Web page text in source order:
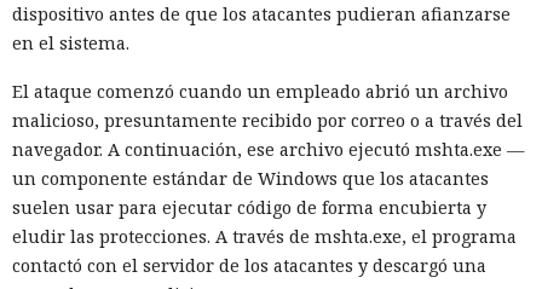
dispositivo antes de que los atacantes pudieran afianzarse
en el sistema.
El ataque comenzó cuando un empleado abrió un archivo
malicioso, presuntamente recibido por correo o a través del
navegador. A continuación, ese archivo ejecutó mshta.exe —
un componente estándar de Windows que los atacantes
suelen usar para ejecutar código de forma encubierta y
eludir las protecciones. A través de mshta.exe, el programa
contactó con el servidor de los atacantes y descargó una